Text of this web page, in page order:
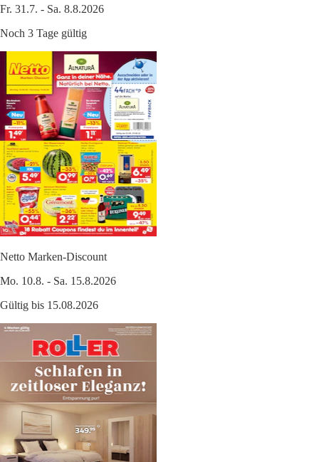
Fr. 31.7. - Sa. 8.8.2026
Noch 3 Tage gültig
Netto Marken-Discount
Mo. 10.8. - Sa. 15.8.2026
Gültig bis 15.08.2026